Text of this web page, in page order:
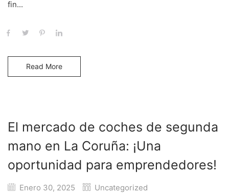
fin...
Read More
El mercado de coches de segunda
mano en La Coruña: ¡Una
oportunidad para emprendedores!
Enero 30, 2025
Uncategorized